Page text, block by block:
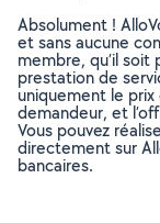
Absolument !
et sans aucune
membre, qu’il soit
prestation de
uniquement le
demandeur, et
Vous pouvez
directement sur
bancaires.